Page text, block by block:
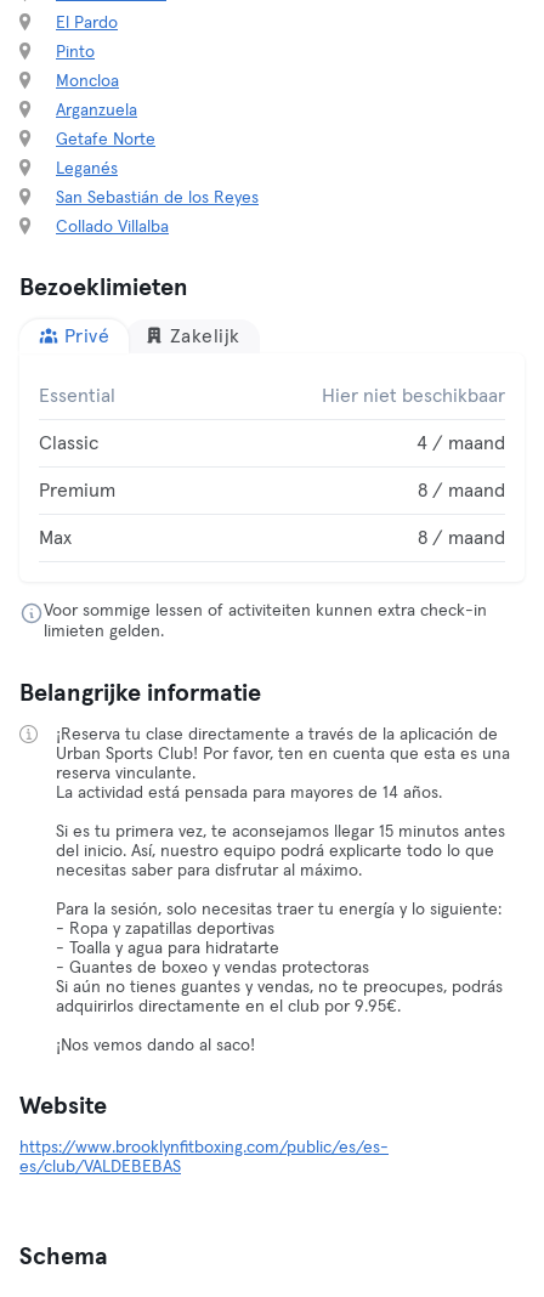
El Pardo
Pinto
Moncloa
Arganzuela
Getafe Norte
Leganés
San Sebastián de los Reyes
Collado Villalba
Bezoeklimieten
Privé Zakelijk
Essential Hier niet beschikbaar
Classic 4 / maand
Premium 8 / maand
Max 8 / maand
Voor sommige lessen of activiteiten kunnen extra check-in
limieten gelden.
Belangrijke informatie
¡Reserva tu clase directamente a través de la aplicación de
Urban Sports Club! Por favor, ten en cuenta que esta es una
reserva vinculante.
La actividad está pensada para mayores de 14 años.
Si es tu primera vez, te aconsejamos llegar 15 minutos antes
del inicio. Así, nuestro equipo podrá explicarte todo lo que
necesitas saber para disfrutar al máximo.
Para la sesión, solo necesitas traer tu energía y lo siguiente:
- Ropa y zapatillas deportivas
- Toalla y agua para hidratarte
- Guantes de boxeo y vendas protectoras
Si aún no tienes guantes y vendas, no te preocupes, podrás
adquirirlos directamente en el club por 9.95€.
¡Nos vemos dando al saco!
Website
https://www.brooklynfitboxing.com/public/es/es-
es/club/VALDEBEBAS
Schema